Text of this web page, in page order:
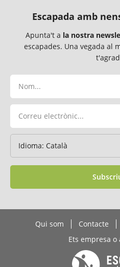
Escapada amb
Apunta't a la nostra
escapades. Una vegada al
Qui som Contacte
Ets empresa